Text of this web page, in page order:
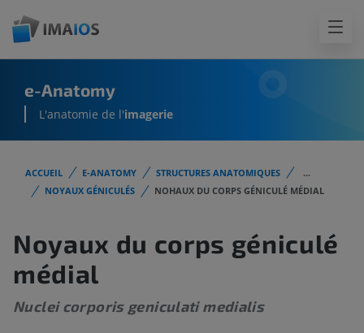
e-Anatomy
L'anatomie de l'imagerie
ACCUEIL E-ANATOMY STRUCTURES ANATOMIQUES
...
NOYAUX GÉNICULÉS
NOHAUX DU CORPS GÉNICULÉ MÉDIAL
Noyaux du corps géniculé
médial
Nuclei corporis geniculati medialis